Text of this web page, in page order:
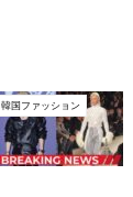
韓国ファッション